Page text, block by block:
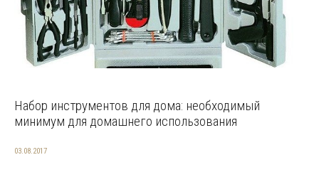
Набор инструментов для дома: необходимый
минимум для домашнего использования
03.08.2017